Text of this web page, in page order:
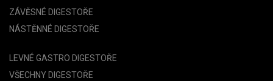
ZÁVĚSNÉ DIGESTOŘE
NÁSTĚNNÉ DIGESTOŘE
LEVNÉ GASTRO DIGESTOŘE
VŠECHNY DIGESTOŘE